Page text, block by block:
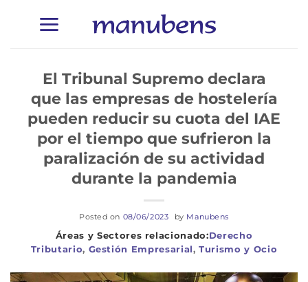
Derecho
Tributario, Gestión Empresarial,Turismo y Ocio
El Tribunal Supremo declara
que las empresas de hostelería
pueden reducir su cuota del IAE
por el tiempo que sufrieron la
paralización de su actividad
durante la pandemia
Posted on 08/06/2023 by Manubens